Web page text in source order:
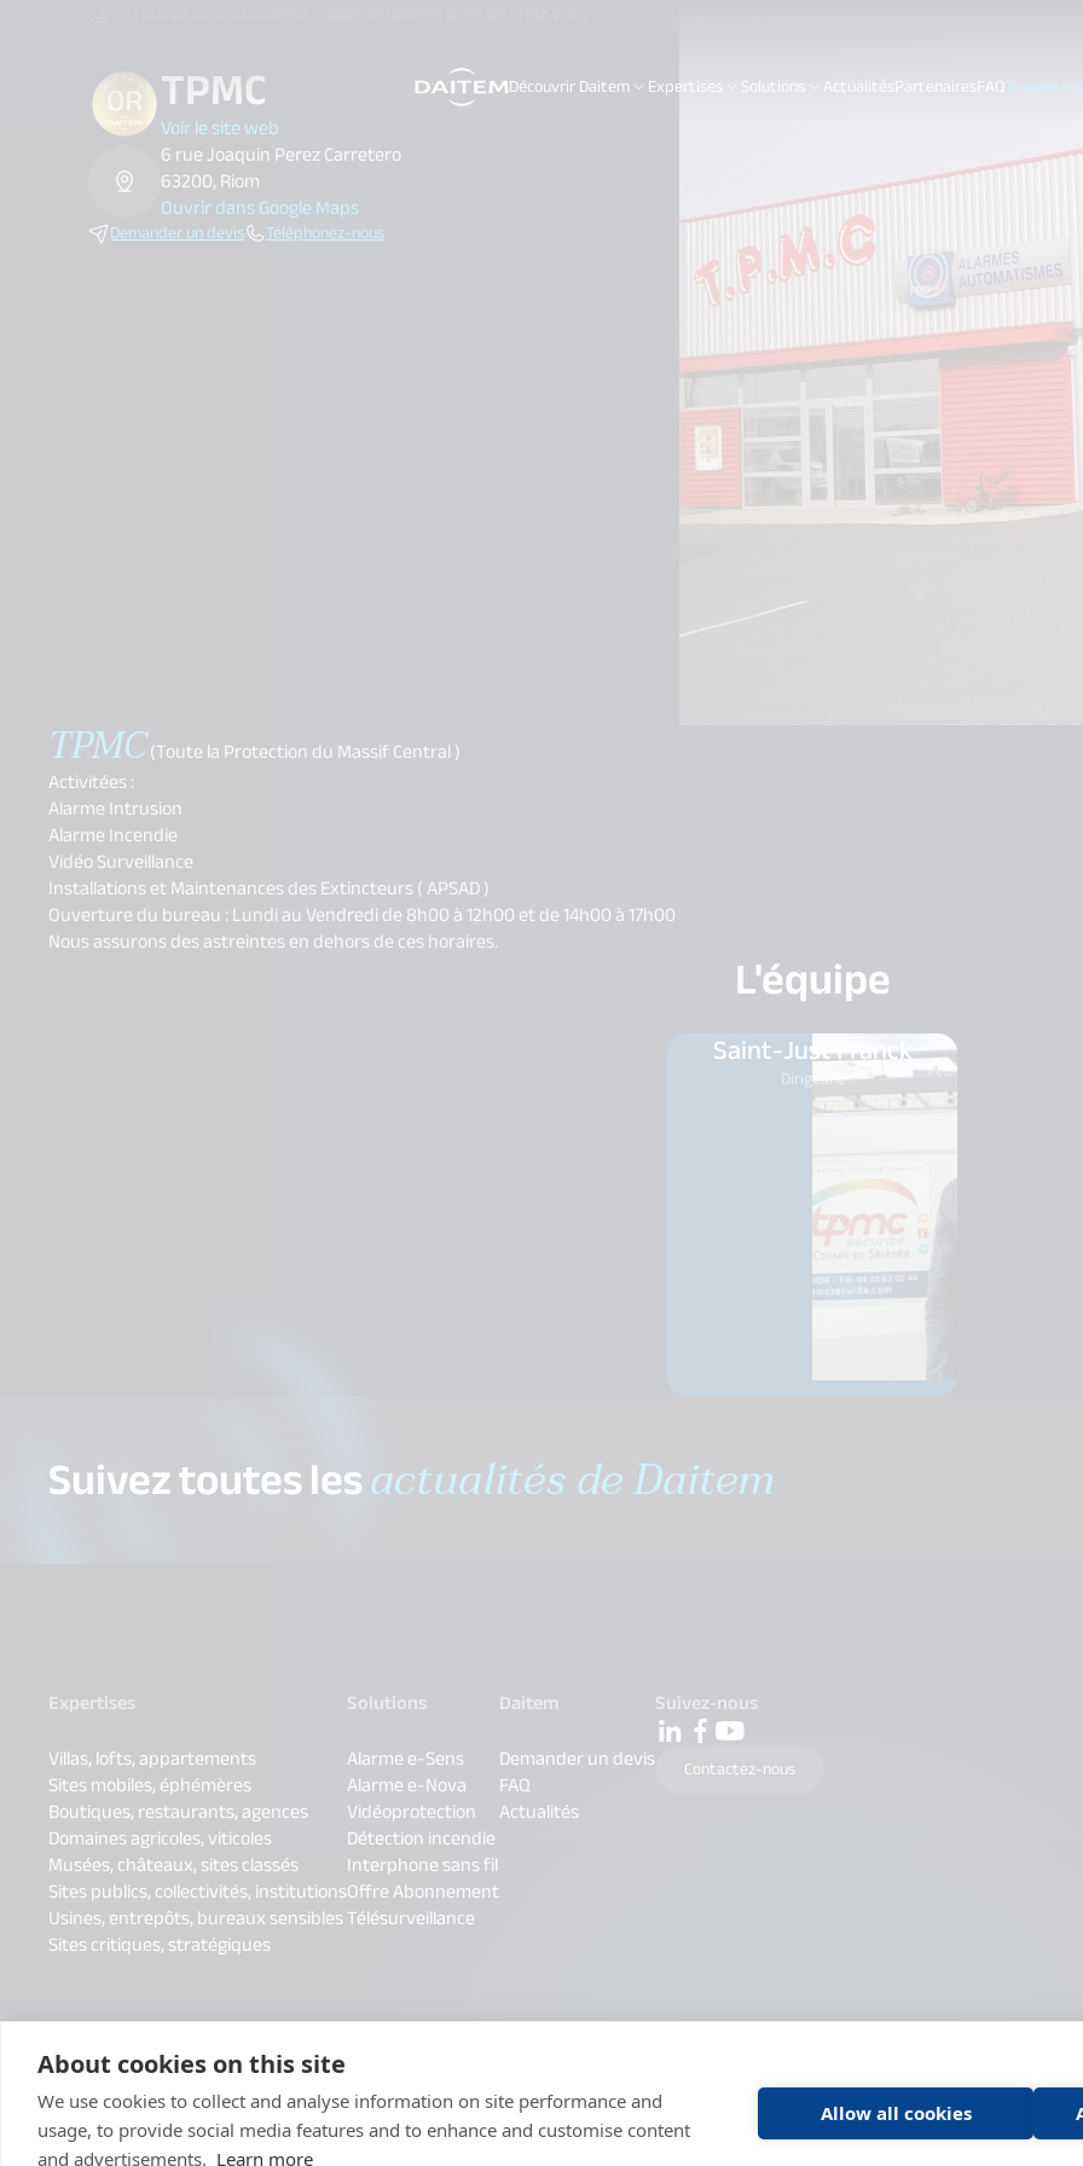
About cookies on this site
We use cookies to collect and analyse information on site performance and
usage, to provide social media features and to enhance and customise content
and advertisements. Learn more
Allow all cookies
Découvrir Daitem Expertises Solutions ActualitésPartenairesFAQTrouver
search.label
TPMC
Voir le site web
6 rue Joaquin Perez Carretero
63200, Riom
Ouvrir dans Google Maps
Demander un devis Téléphonez-nous
TPMC(Toute la Protection du Massif Central )
Activitées :
Alarme Intrusion
Alarme Incendie
Vidéo Surveillance
Installations et Maintenances des Extincteurs ( APSAD )
Ouverture du bureau : Lundi au Vendredi de 8h00 à 12h00 et de 14h00 à 17h00
Nous assurons des astreintes en dehors de ces horaires. L'équipe
Saint-Just Franck
Dirigeant
Suivez toutes lesactualités de Daitem
Expertises
Villas, lofts, appartements
Sites mobiles, éphémères
Boutiques, restaurants, agences
Domaines agricoles, viticoles
Musées, châteaux, sites classés
Sites publics, collectivités, institutions
Usines, entrepôts, bureaux sensibles
Sites critiques, stratégiques
Solutions
Alarme e-Sens
Alarme e-Nova
Vidéoprotection
Détection incendie
Interphone sans fil
Offre Abonnement
Télésurveillance
Daitem
Demander un devis
FAQ
Actualités
Suivez-nous
Contactez-nous